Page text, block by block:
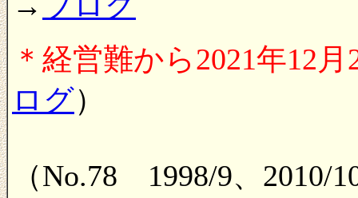
＊経営難から2021年12
ログ）
（No.78 1998/9、2010/